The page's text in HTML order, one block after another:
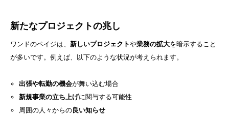
新たなプロジェクトの兆し
ワンドのペイジは、 新しいプロジェクトや業務の拡大を暗示すること
が多いです。例えば、以下のような状況が考えられます。
出張や転勤の機会が舞い込む場合
新規事業の立ち上げに関与する可能性
周囲の人々からの良い知らせ